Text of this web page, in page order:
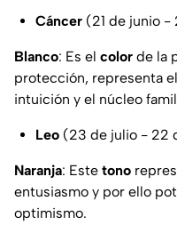
Cáncer (21 de junio -
Blanco: Es el color de la
protección, representa
intuición y el núcleo
Leo (23 de julio - 22
Naranja: Este tono
entusiasmo y por ello
optimismo.